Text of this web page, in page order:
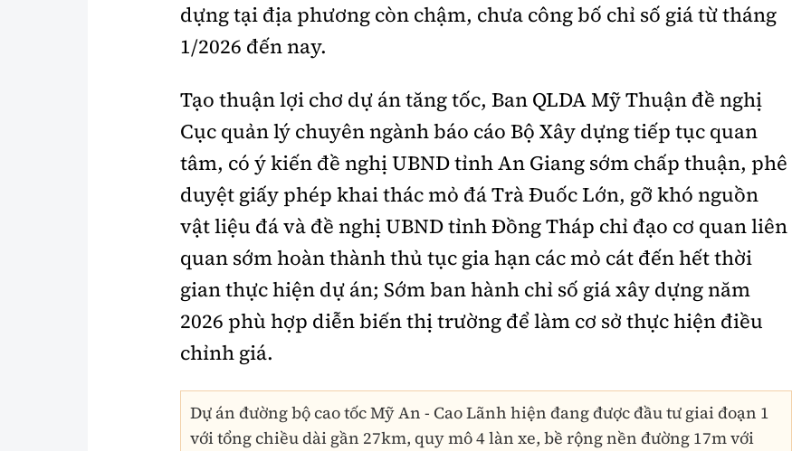
dựng tại địa phương còn chậm, chưa công bố chỉ số giá từ tháng
1/2026 đến nay.
Tạo thuận lợi chơ dự án tăng tốc, Ban QLDA Mỹ Thuận đề nghị
Cục quản lý chuyên ngành báo cáo Bộ Xây dựng tiếp tục quan
tâm, có ý kiến đề nghị UBND tỉnh An Giang sớm chấp thuận, phê
duyệt giấy phép khai thác mỏ đá Trà Đuốc Lớn, gỡ khó nguồn
vật liệu đá và đề nghị UBND tỉnh Đồng Tháp chỉ đạo cơ quan liên
quan sớm hoàn thành thủ tục gia hạn các mỏ cát đến hết thời
gian thực hiện dự án; Sớm ban hành chỉ số giá xây dựng năm
2026 phù hợp diễn biến thị trường để làm cơ sở thực hiện điều
chỉnh giá.
Dự án đường bộ cao tốc Mỹ An - Cao Lãnh hiện đang được đầu tư giai đoạn 1
với tổng chiều dài gần 27km, quy mô 4 làn xe, bề rộng nền đường 17m với